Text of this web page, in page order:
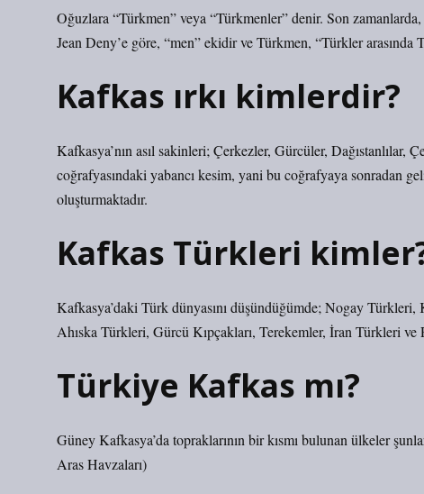
Oğuzlara “Türkmen” veya “Türkmenler” denir. Son
Jean Deny’e göre, “men” ekidir ve Türkmen, “Türkler
Kafkas ırkı kimlerdir?
Kafkasya’nın asıl sakinleri; Çerkezler, Gürcüler,
coğrafyasındaki yabancı kesim, yani bu coğrafyaya sonradan
oluşturmaktadır.
Kafkas Türkleri
Kafkasya’daki Türk dünyasını düşündüğümde; Nogay
Ahıska Türkleri, Gürcü Kıpçakları, Terekemler, İran Türkleri ve
Türkiye Kafkas mı?
Güney Kafkasya’da topraklarının bir kısmı bulunan ülkeler
Aras Havzaları)